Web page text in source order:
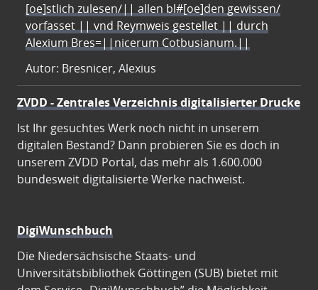
[oe]stlich zulesen/|| allen bl#[oe]den gewissen/
vorfasset || vnd Reymweis gestellet || durch
Alexium Bres=||nicerum Cotbusianum.||
Autor: Bresnicer, Alexius
ZVDD - Zentrales Verzeichnis digitalisierter Drucke
Ist Ihr gesuchtes Werk noch nicht in unserem
digitalen Bestand? Dann probieren Sie es doch in
unserem ZVDD Portal, das mehr als 1.600.000
bundesweit digitalisierte Werke nachweist.
DigiWunschbuch
Die Niedersächsische Staats- und
Universitätsbibliothek Göttingen (SUB) bietet mit